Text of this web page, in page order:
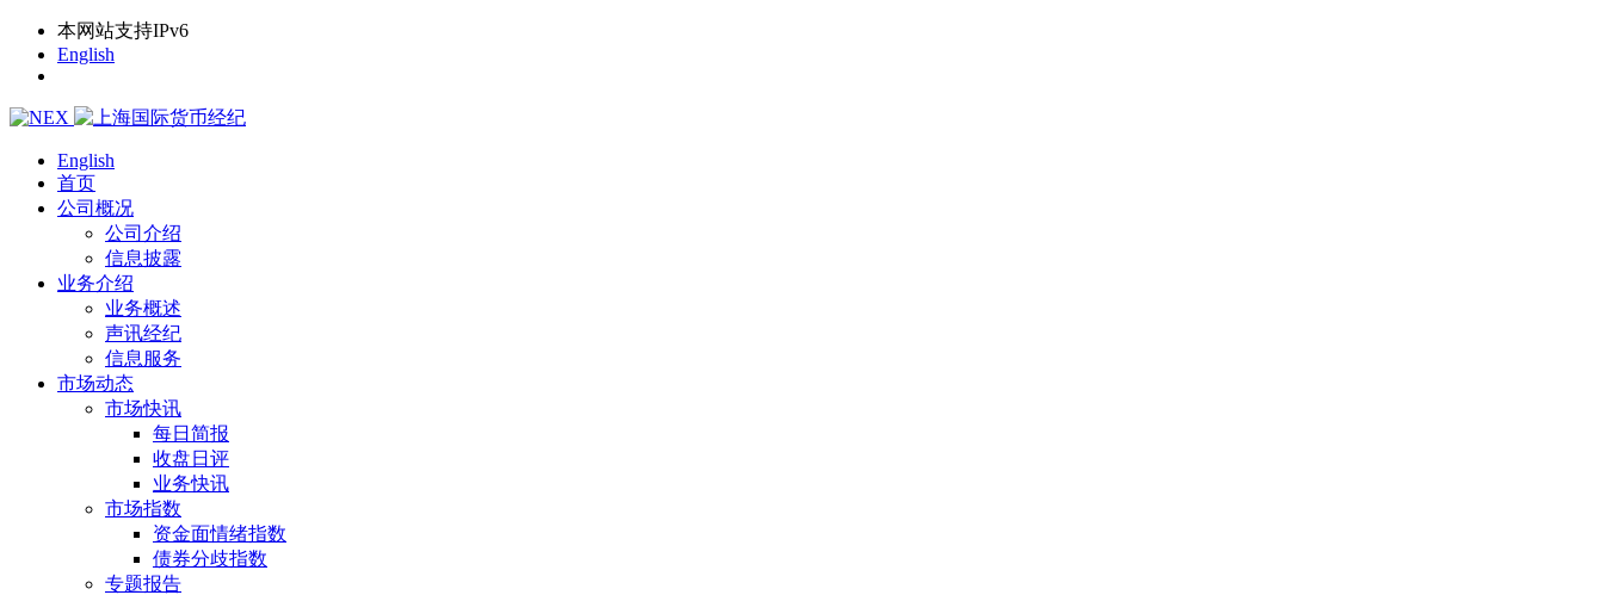
本网站支持IPv6
English
English
首页
公司概况
公司介绍
信息披露
业务介绍
业务概述
声讯经纪
信息服务
市场动态
市场快讯
每日简报
收盘日评
业务快讯
市场指数
资金面情绪指数
债券分歧指数
专题报告